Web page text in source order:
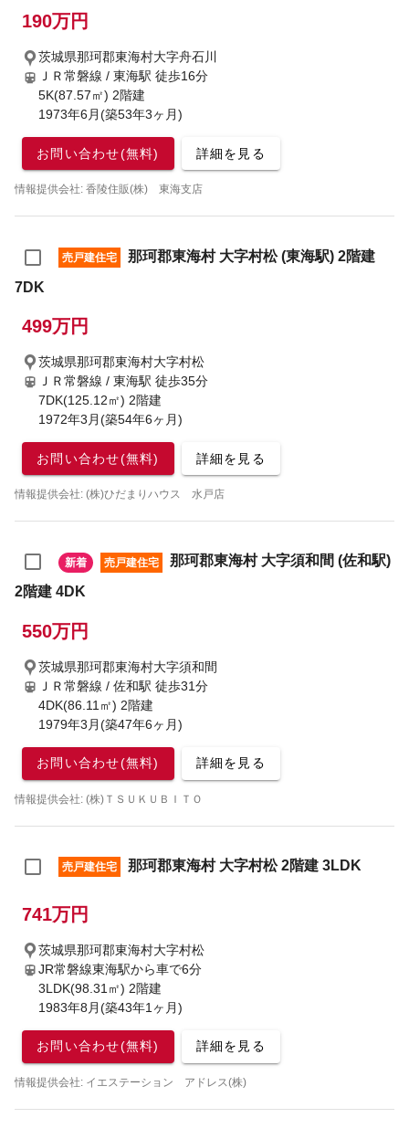
190万円
茨城県那珂郡東海村大字舟石川
ＪＲ常磐線 / 東海駅 徒歩16分
5K(87.57㎡) 2階建
1973年6月(築53年3ヶ月)
お問い合わせ(無料) 詳細を見る
情報提供会社: 香陵住販(株) 東海支店
売戸建住宅
那珂郡東海村 大字村松 (東海駅) 2階建
7DK
499万円
茨城県那珂郡東海村大字村松
ＪＲ常磐線 / 東海駅 徒歩35分
7DK(125.12㎡) 2階建
1972年3月(築54年6ヶ月)
お問い合わせ(無料) 詳細を見る
情報提供会社: (株)ひだまりハウス 水戸店
新着 売戸建住宅
那珂郡東海村 大字須和間 (佐和駅)
2階建 4DK
550万円
茨城県那珂郡東海村大字須和間
ＪＲ常磐線 / 佐和駅 徒歩31分
4DK(86.11㎡) 2階建
1979年3月(築47年6ヶ月)
お問い合わせ(無料) 詳細を見る
情報提供会社: (株)ＴＳＵＫＵＢＩＴＯ
売戸建住宅 那珂郡東海村 大字村松 2階建 3LDK
741万円
茨城県那珂郡東海村大字村松
JR常磐線東海駅から車で6分
3LDK(98.31㎡) 2階建
1983年8月(築43年1ヶ月)
お問い合わせ(無料) 詳細を見る
情報提供会社: イエステーション アドレス(株)